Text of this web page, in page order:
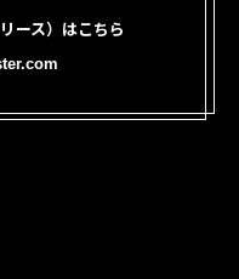
ース）はこちら